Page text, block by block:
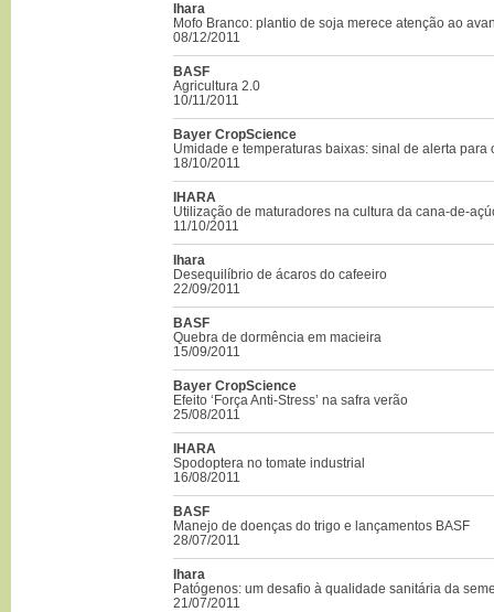
Ihara
Mofo Branco: plantio de soja merece atenção ao
08/12/2011
BASF
Agricultura 2.0
10/11/2011
Bayer CropScience
Umidade e temperaturas baixas: sinal de alerta para
18/10/2011
IHARA
Utilização de maturadores na cultura da cana-de-
11/10/2011
Ihara
Desequilíbrio de ácaros do cafeeiro
22/09/2011
BASF
Quebra de dormência em macieira
15/09/2011
Bayer CropScience
Efeito ‘Força Anti-Stress’ na safra verão
25/08/2011
IHARA
Spodoptera no tomate industrial
16/08/2011
BASF
Manejo de doenças do trigo e lançamentos BASF
28/07/2011
Ihara
Patógenos: um desafio à qualidade sanitária da
21/07/2011